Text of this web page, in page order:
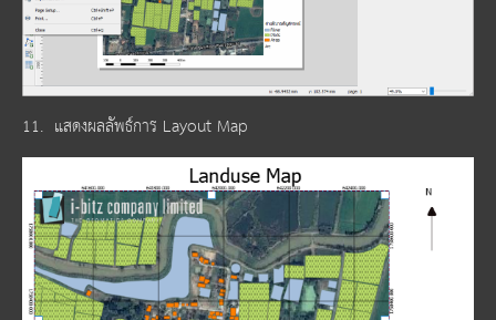
11. แสดงผลลัพธ์การ Layout Map